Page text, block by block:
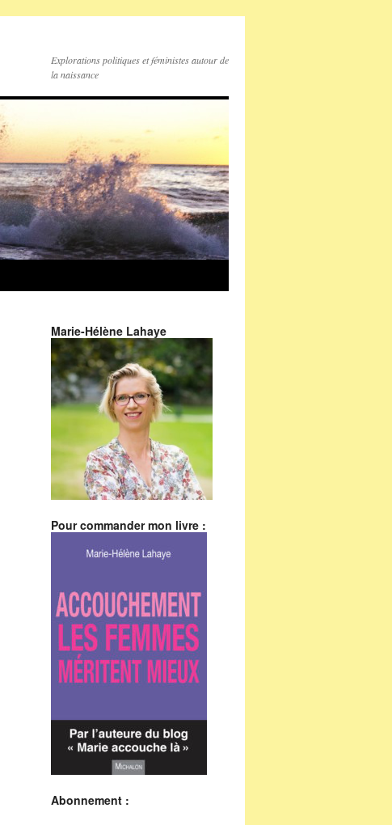
Explorations politiques et féministes autour de
la naissance
Marie-Hélène Lahaye
Pour commander mon livre :
Abonnement :